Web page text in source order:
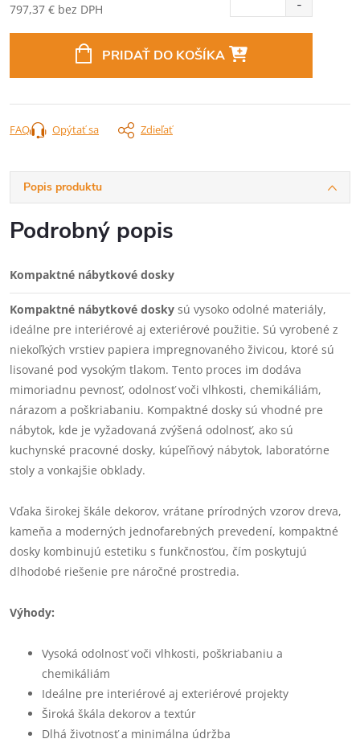
797,37 € bez DPH
PRIDAŤ DO KOŠÍKA
Opýtať sa Zdieľať
FAQ
Popis produktu
Podrobný popis
Kompaktné nábytkové dosky
Kompaktné nábytkové dosky sú vysoko odolné materiály,
ideálne pre interiérové aj exteriérové použitie. Sú vyrobené z
niekoľkých vrstiev papiera impregnovaného živicou, ktoré sú
lisované pod vysokým tlakom. Tento proces im dodáva
mimoriadnu pevnosť, odolnosť voči vlhkosti, chemikáliám,
nárazom a poškriabaniu. Kompaktné dosky sú vhodné pre
nábytok, kde je vyžadovaná zvýšená odolnosť, ako sú
kuchynské pracovné dosky, kúpeľňový nábytok, laboratórne
stoly a vonkajšie obklady.
Vďaka širokej škále dekorov, vrátane prírodných vzorov dreva,
kameňa a moderných jednofarebných prevedení, kompaktné
dosky kombinujú estetiku s funkčnosťou, čím poskytujú
dlhodobé riešenie pre náročné prostredia.
Výhody:
Vysoká odolnosť voči vlhkosti, poškriabaniu a
chemikáliám
Ideálne pre interiérové aj exteriérové projekty
Široká škála dekorov a textúr
Dlhá životnosť a minimálna údržba